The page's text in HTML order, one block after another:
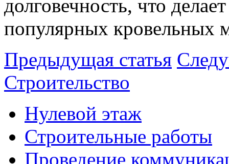
долговечность, что
популярных кровельных
Предыдущая статья
Строительство
Нулевой этаж
Строительные работы
Проведение